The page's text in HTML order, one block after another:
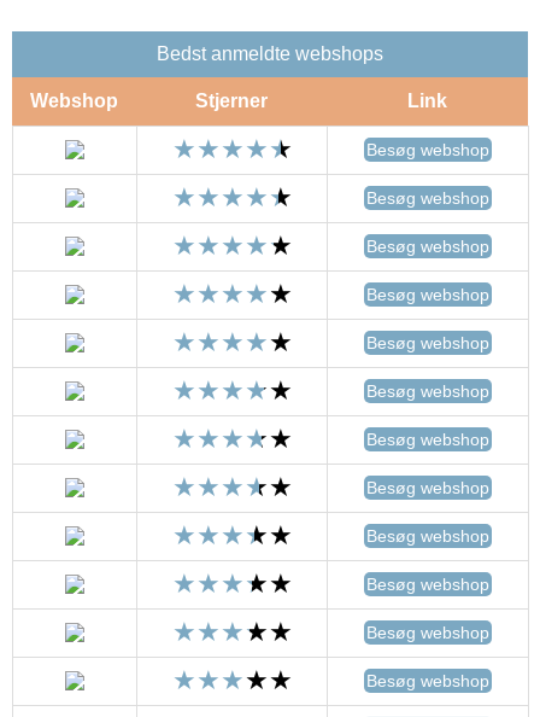
Bedst anmeldte webshops
Webshop Stjerner Link
Besøg webshop
Besøg webshop
Besøg webshop
Besøg webshop
Besøg webshop
Besøg webshop
Besøg webshop
Besøg webshop
Besøg webshop
Besøg webshop
Besøg webshop
Besøg webshop